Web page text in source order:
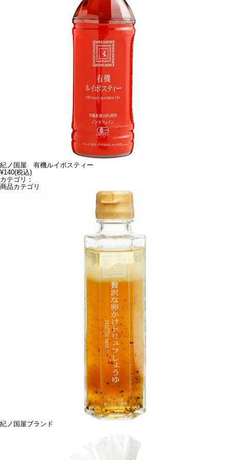
紀ノ国屋 有機ルイボスティー
¥140(税込)
カテゴリ：
商品カテゴリ
紀ノ国屋ブランド